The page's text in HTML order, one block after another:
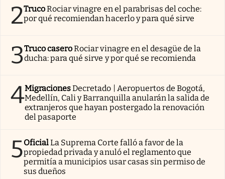
2TrucoRociar vinagre en el parabrisas del coche:
por qué recomiendan hacerlo y para qué sirve
3Truco caseroRociar vinagre en el desagüe de la
ducha: para qué sirve y por qué se recomienda
4MigracionesDecretado | Aeropuertos de Bogotá,
Medellín, Cali y Barranquilla anularán la salida de
extranjeros que hayan postergado la renovación
del pasaporte
5OficialLa Suprema Corte falló a favor de la
propiedad privada y anuló el reglamento que
permitía a municipios usar casas sin permiso de
sus dueños